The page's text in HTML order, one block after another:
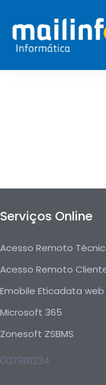
Serviços Online
Acesso Remoto
Acesso Remoto
Emobile Eticadata web
Microsoft 365
Zonesoft ZSBMS
007981234